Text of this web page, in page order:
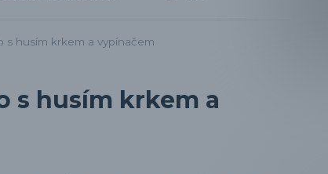
s husím krkem a vypínačem
s husím krkem a